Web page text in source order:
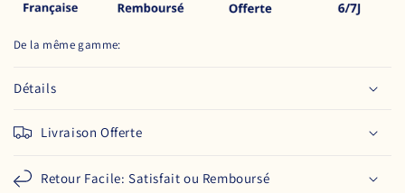
De la même gamme:
Détails
Livraison Offerte
Retour Facile: Satisfait ou Remboursé